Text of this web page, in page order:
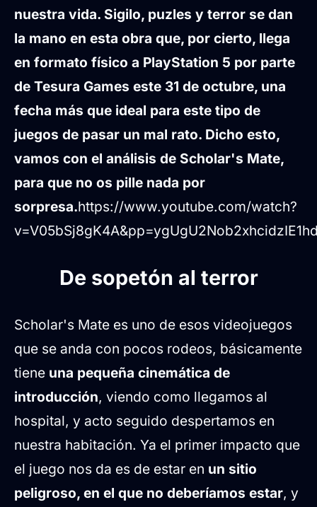
nuestra vida. Sigilo, puzles y terror se dan
la mano en esta obra que, por cierto, llega
en formato físico a PlayStation 5 por parte
de Tesura Games este 31 de octubre, una
fecha más que ideal para este tipo de
juegos de pasar un mal rato. Dicho esto,
vamos con el análisis de Scholar's Mate,
para que no os pille nada por
sorpresa.https://www.youtube.com/watch?
De sopetón al terror
Scholar's Mate es uno de esos videojuegos
que se anda con pocos rodeos, básicamente
tiene una pequeña cinemática de
introducción, viendo como llegamos al
hospital, y acto seguido despertamos en
nuestra habitación. Ya el primer impacto que
el juego nos da es de estar en un sitio
peligroso, en el que no deberíamos estar, y